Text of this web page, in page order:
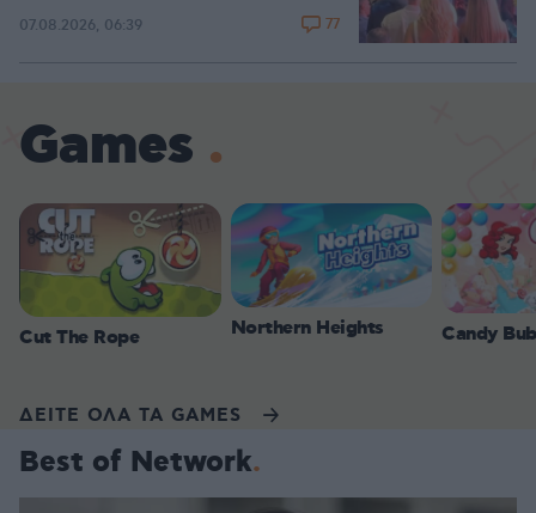
07.08.2026, 06:39 77
Games
Cut The Rope Northern Heights Candy
ΔΕΙΤΕ ΟΛΑ ΤΑ GAMES
Best of Network